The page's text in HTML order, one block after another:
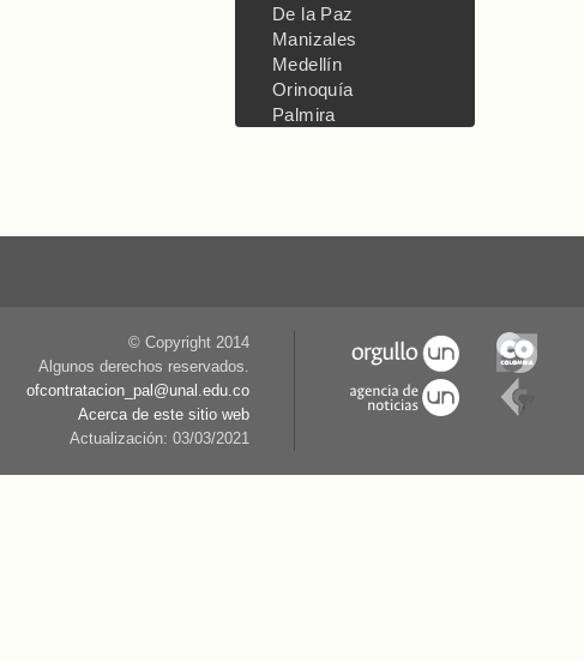
De la Paz
Manizales
Medellín
Orinoquía
Palmira
© Copyright 2014
Algunos derechos reservados.
ofcontratacion_pal@unal.edu.co
Acerca de este sitio web
Actualización: 03/03/2021